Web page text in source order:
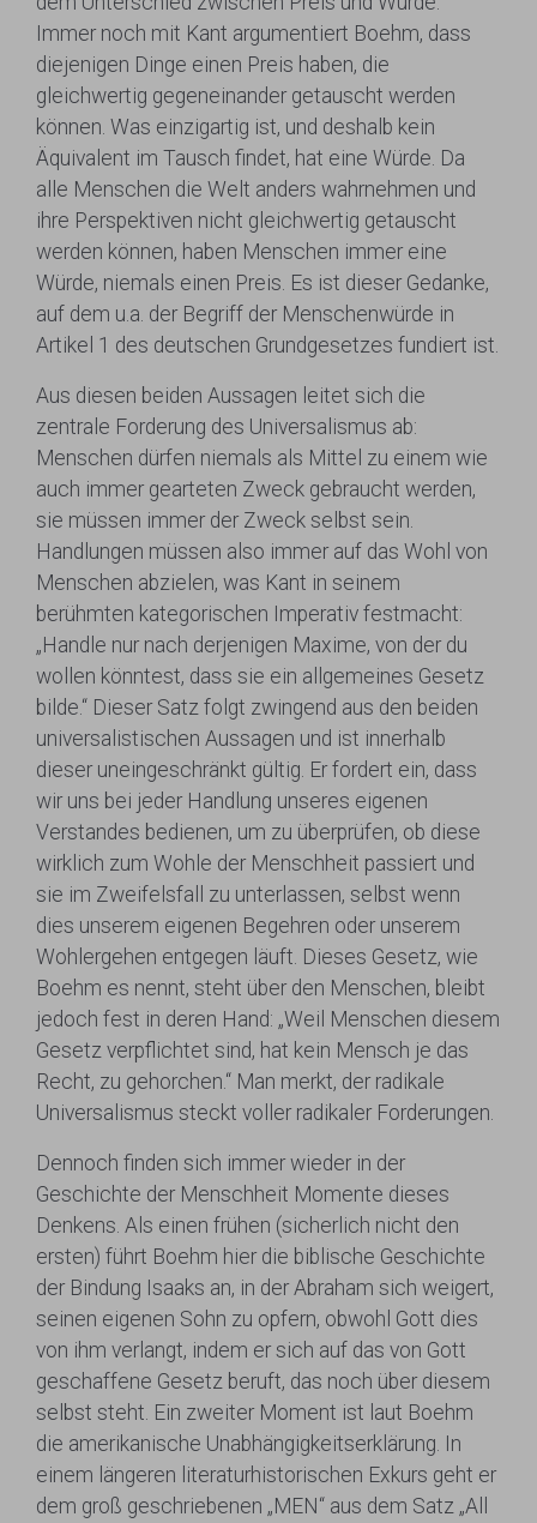
Immer noch mit Kant argumentiert Boehm, dass
diejenigen Dinge einen Preis haben, die
gleichwertig gegeneinander getauscht werden
können. Was einzigartig ist, und deshalb kein
Äquivalent im Tausch findet, hat eine Würde. Da
alle Menschen die Welt anders wahrnehmen und
ihre Perspektiven nicht gleichwertig getauscht
werden können, haben Menschen immer eine
Würde, niemals einen Preis. Es ist dieser Gedanke,
auf dem u.a. der Begriff der Menschenwürde in
Artikel 1 des deutschen Grundgesetzes fundiert ist.
Aus diesen beiden Aussagen leitet sich die
zentrale Forderung des Universalismus ab:
Menschen dürfen niemals als Mittel zu einem wie
auch immer gearteten Zweck gebraucht werden,
sie müssen immer der Zweck selbst sein.
Handlungen müssen also immer auf das Wohl von
Menschen abzielen, was Kant in seinem
berühmten kategorischen Imperativ festmacht:
„Handle nur nach derjenigen Maxime, von der du
wollen könntest, dass sie ein allgemeines Gesetz
bilde.“ Dieser Satz folgt zwingend aus den beiden
universalistischen Aussagen und ist innerhalb
dieser uneingeschränkt gültig. Er fordert ein, dass
wir uns bei jeder Handlung unseres eigenen
Verstandes bedienen, um zu überprüfen, ob diese
wirklich zum Wohle der Menschheit passiert und
sie im Zweifelsfall zu unterlassen, selbst wenn
dies unserem eigenen Begehren oder unserem
Wohlergehen entgegen läuft. Dieses Gesetz, wie
Boehm es nennt, steht über den Menschen, bleibt
jedoch fest in deren Hand: „Weil Menschen diesem
Gesetz verpflichtet sind, hat kein Mensch je das
Recht, zu gehorchen.“ Man merkt, der radikale
Universalismus steckt voller radikaler Forderungen.
Dennoch finden sich immer wieder in der
Geschichte der Menschheit Momente dieses
Denkens. Als einen frühen (sicherlich nicht den
ersten) führt Boehm hier die biblische Geschichte
der Bindung Isaaks an, in der Abraham sich weigert,
seinen eigenen Sohn zu opfern, obwohl Gott dies
von ihm verlangt, indem er sich auf das von Gott
geschaffene Gesetz beruft, das noch über diesem
selbst steht. Ein zweiter Moment ist laut Boehm
die amerikanische Unabhängigkeitserklärung. In
einem längeren literaturhistorischen Exkurs geht er
dem groß geschriebenen „MEN“ aus dem Satz „All